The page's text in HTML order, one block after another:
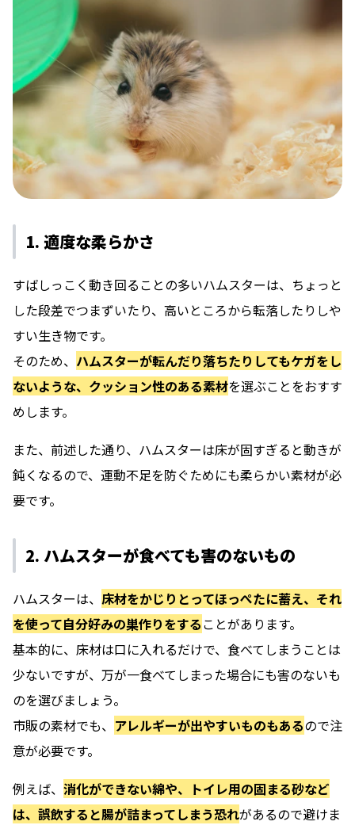
1. 適度な柔らかさ
すばしっこく動き回ることの多いハムスターは、ちょっと
した段差でつまずいたり、高いところから転落したりしや
すい生き物です。
そのため、 ハムスターが転んだり落ちたりしてもケガをし
ないような、クッション性のある素材を選ぶことをおすす
めします。
また、前述した通り、ハムスターは床が固すぎると動きが
鈍くなるので、運動不足を防ぐためにも柔らかい素材が必
要です。
2. ハムスターが食べても害のないもの
ハムスターは、 床材をかじりとってほっぺたに蓄え、それ
を使って自分好みの巣作りをすることがあります。
基本的に、床材は口に入れるだけで、食べてしまうことは
少ないですが、万が一食べてしまった場合にも害のないも
のを選びましょう。
市販の素材でも、 アレルギーが出やすいものもあるので注
意が必要です。
例えば、 消化ができない綿や、トイレ用の固まる砂など
は、誤飲すると腸が詰まってしまう恐れがあるので避けま